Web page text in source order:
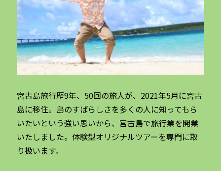
宮古島旅行歴9年、50回の旅人が、2021年5月に宮古
島に移住。島のすばらしさを多くの人に知ってもら
いたいという強い思いから、宮古島で旅行業を開業
いたしました。体験型オリジナルツアーを専門に取
り扱います。